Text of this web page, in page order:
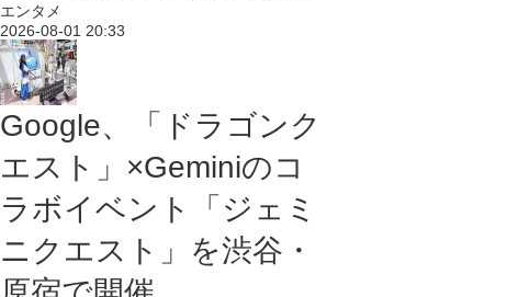
エンタメ
2026-08-01 20:33
Google、「ドラゴンク
エスト」×Geminiのコ
ラボイベント「ジェミ
ニクエスト」を渋谷・